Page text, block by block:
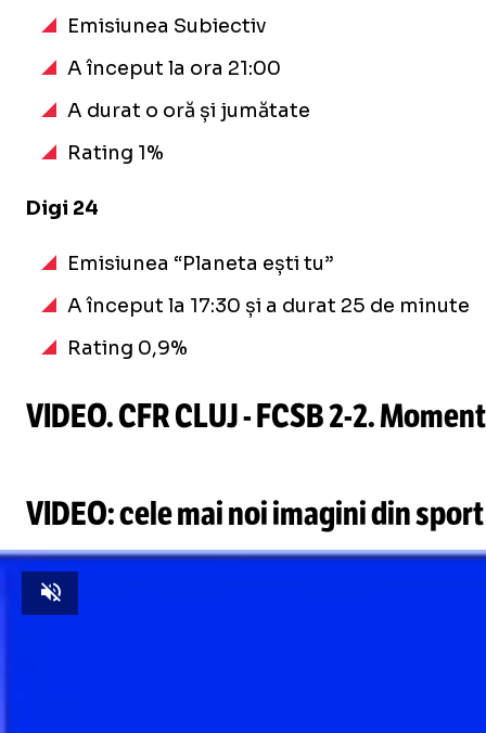
Emisiunea Subiectiv
A început la ora 21:00
A durat o oră și jumătate
Rating 1%
Digi 24
Emisiunea “Planeta ești tu”
A început la 17:30 și a durat 25 de minute
Rating 0,9%
VIDEO. CFR CLUJ - FCSB2-2. Loaded :
Unmute
VIDEO: cele mai noi imagini din sport
Unmute